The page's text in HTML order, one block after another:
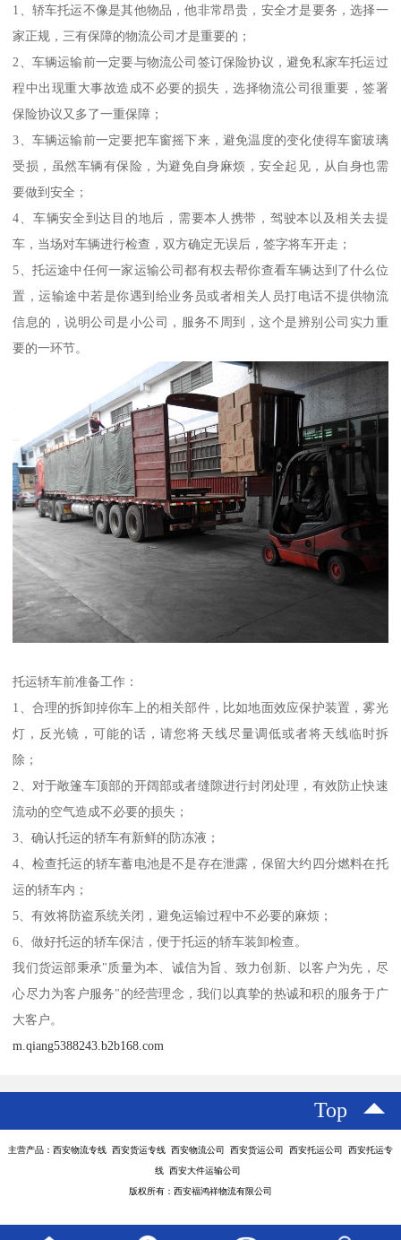
1、轿车托运不像是其他物品，他非常昂贵，安全才是要务，选择一
家正规，三有保障的物流公司才是重要的；
2、车辆运输前一定要与物流公司签订保险协议，避免私家车托运过
程中出现重大事故造成不必要的损失，选择物流公司很重要，签署
保险协议又多了一重保障；
3、车辆运输前一定要把车窗摇下来，避免温度的变化使得车窗玻璃
受损，虽然车辆有保险，为避免自身麻烦，安全起见，从自身也需
要做到安全；
4、车辆安全到达目的地后，需要本人携带，驾驶本以及相关去提
车，当场对车辆进行检查，双方确定无误后，签字将车开走；
5、托运途中任何一家运输公司都有权去帮你查看车辆达到了什么位
置，运输途中若是你遇到给业务员或者相关人员打电话不提供物流
信息的，说明公司是小公司，服务不周到，这个是辨别公司实力重
要的一环节。
托运轿车前准备工作：
1、合理的拆卸掉你车上的相关部件，比如地面效应保护装置，雾光
灯，反光镜，可能的话，请您将天线尽量调低或者将天线临时拆
除；
2、对于敞篷车顶部的开阔部或者缝隙进行封闭处理，有效防止快速
流动的空气造成不必要的损失；
3、确认托运的轿车有新鲜的防冻液；
4、检查托运的轿车蓄电池是不是存在泄露，保留大约四分燃料在托
运的轿车内；
5、有效将防盗系统关闭，避免运输过程中不必要的麻烦；
6、做好托运的轿车保洁，便于托运的轿车装卸检查。
我们货运部秉承"质量为本、诚信为旨、致力创新、以客户为先，尽
心尽力为客户服务"的经营理念，我们以真挚的热诚和积的服务于广
大客户。
m.qiang5388243.b2b168.com
Top
主营产品：西安物流专线 西安货运专线 西安物流公司 西安货运公司 西安托运公司 西安托运专
线 西安大件运输公司
版权所有：西安福鸿祥物流有限公司